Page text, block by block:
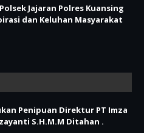
Jajaran Polres Kuansing
dan Keluhan Masyarakat
Penipuan Direktur PT Imza
S.H.M.M Ditahan .